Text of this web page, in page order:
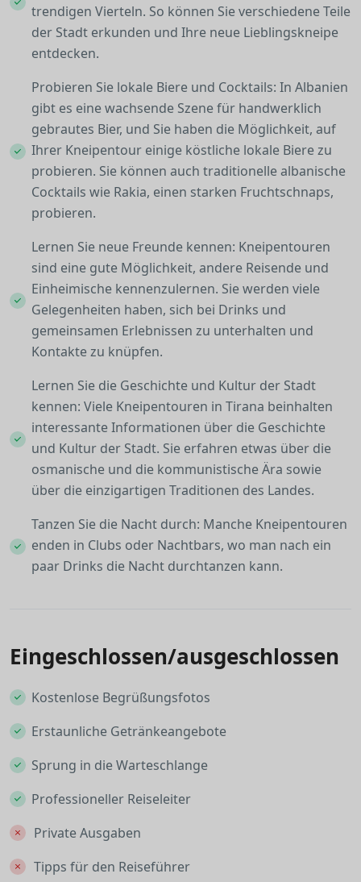
trendigen Vierteln. So können Sie verschiedene Teile
der Stadt erkunden und Ihre neue Lieblingskneipe
entdecken.
Probieren Sie lokale Biere und Cocktails: In Albanien
gibt es eine wachsende Szene für handwerklich
gebrautes Bier, und Sie haben die Möglichkeit, auf
Ihrer Kneipentour einige köstliche lokale Biere zu
probieren. Sie können auch traditionelle albanische
Cocktails wie Rakia, einen starken Fruchtschnaps,
probieren.
Lernen Sie neue Freunde kennen: Kneipentouren
sind eine gute Möglichkeit, andere Reisende und
Einheimische kennenzulernen. Sie werden viele
Gelegenheiten haben, sich bei Drinks und
gemeinsamen Erlebnissen zu unterhalten und
Kontakte zu knüpfen.
Lernen Sie die Geschichte und Kultur der Stadt
kennen: Viele Kneipentouren in Tirana beinhalten
interessante Informationen über die Geschichte
und Kultur der Stadt. Sie erfahren etwas über die
osmanische und die kommunistische Ära sowie
über die einzigartigen Traditionen des Landes.
Tanzen Sie die Nacht durch: Manche Kneipentouren
enden in Clubs oder Nachtbars, wo man nach ein
paar Drinks die Nacht durchtanzen kann.
Eingeschlossen/ausgeschlossen
Kostenlose Begrüßungsfotos
Erstaunliche Getränkeangebote
Sprung in die Warteschlange
Professioneller Reiseleiter
Private Ausgaben
Tipps für den Reiseführer